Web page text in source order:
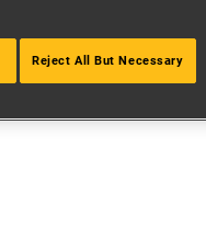
Reject All But Necessary